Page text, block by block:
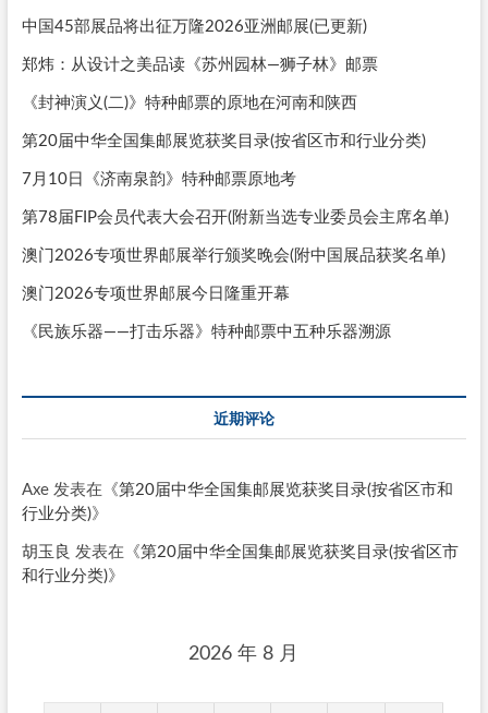
中国45部展品将出征万隆2026亚洲邮展(已更新)
郑炜：从设计之美品读《苏州园林—狮子林》邮票
《封神演义(二)》特种邮票的原地在河南和陕西
第20届中华全国集邮展览获奖目录(按省区市和行业分类)
7月10日《济南泉韵》特种邮票原地考
第78届FIP会员代表大会召开(附新当选专业委员会主席名单)
澳门2026专项世界邮展举行颁奖晚会(附中国展品获奖名单)
澳门2026专项世界邮展今日隆重开幕
《民族乐器——打击乐器》特种邮票中五种乐器溯源
近期评论
Axe发表在《第20届中华全国集邮展览获奖目录(按省区市和
行业分类)》
胡玉良 发表在《第20届中华全国集邮展览获奖目录(按省区市
和行业分类)》
2026 年 8 月